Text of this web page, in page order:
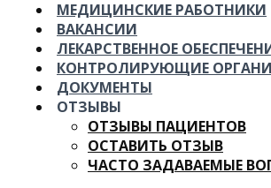
МЕДИЦИНСКИЕ РАБОТНИКИ
ВАКАНСИИ
ЛЕКАРСТВЕННОЕ
КОНТРОЛИРУЮЩИЕ
ДОКУМЕНТЫ
ОТЗЫВЫ
ОТЗЫВЫ ПАЦИЕНТОВ
ОСТАВИТЬ ОТЗЫВ
ЧАСТО ЗАДАВАЕМЫЕ